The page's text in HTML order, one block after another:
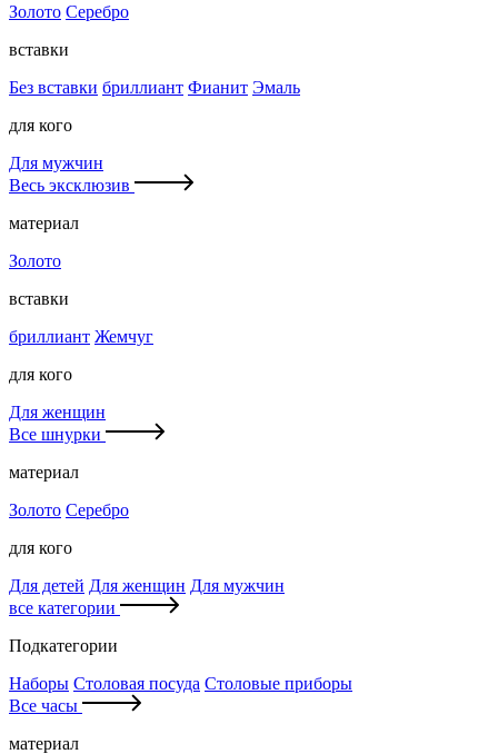
Золото Серебро
вставки
Без вставки бриллиант Фианит Эмаль
для кого
Для мужчин
Весь эксклюзив
материал
Золото
вставки
бриллиант Жемчуг
для кого
Для женщин
Все шнурки
материал
Золото Серебро
для кого
Для детей Для женщин Для мужчин
все категории
Подкатегории
Наборы Столовая посуда Столовые приборы
Все часы
материал